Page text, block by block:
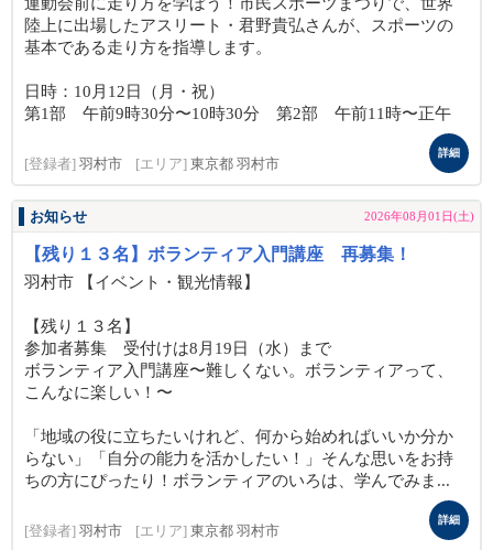
陸上に出場したアスリート・君野貴弘さんが、スポーツの
基本である走り方を指導します。
日時：10月12日（月・祝）
第1部 午前9時30分〜10時30分 第2部 午前11時〜正午
[登録者] 羽村市 [エリア] 東京都 羽村市
詳細
お知らせ 2026年08月01日(土)
【残り１３名】ボランティア入門講座 再募集！
羽村市 【イベント・観光情報】
【残り１３名】
参加者募集 受付けは8月19日（水）まで
ボランティア入門講座〜難しくない。ボランティアって、
こんなに楽しい！〜
「地域の役に立ちたいけれど、何から始めればいいか分か
らない」「自分の能力を活かしたい！」そんな思いをお持
ちの方にぴったり！ボランティアのいろは、学んでみま...
[登録者] 羽村市 [エリア] 東京都 羽村市
詳細